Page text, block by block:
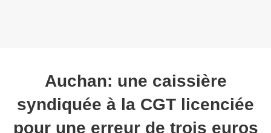
Auchan: une caissière
syndiquée à la CGT licenciée
pour une erreur de trois euros